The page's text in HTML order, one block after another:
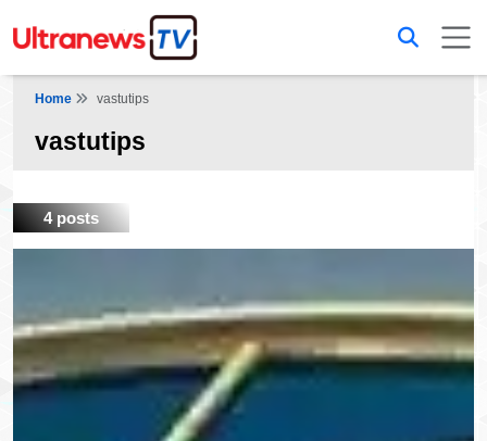
Home vastutips
vastutips
4 posts